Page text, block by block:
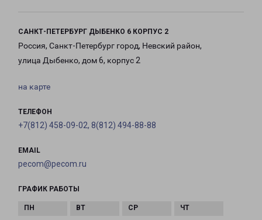
САНКТ-ПЕТЕРБУРГ ДЫБЕНКО 6 КОРПУС 2
Россия, Санкт-Петербург город, Невский район,
улица Дыбенко, дом 6, корпус 2
на карте
ТЕЛЕФОН
+7(812) 458-09-02, 8(812) 494-88-88
EMAIL
pecom@pecom.ru
ГРАФИК РАБОТЫ